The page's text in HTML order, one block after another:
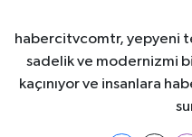
habercitvcomtr, yepyeni
sadelik ve modernizmi
kaçınıyor ve insanlara